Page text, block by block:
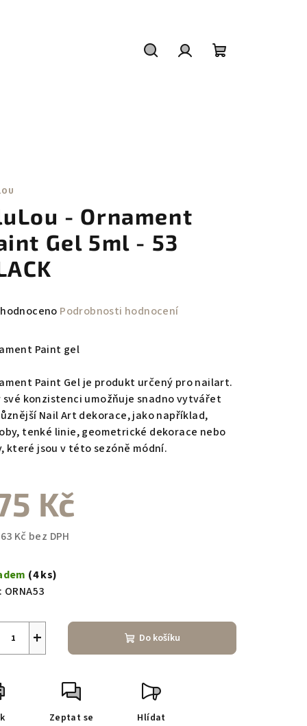
- Ornament
Gel 5ml - 53
Podrobnosti hodnocení
Paint gel
Paint Gel je produkt určený pro nailart.
své konzistenci umožňuje snadno vytvářet
Nail Art dekorace, jako například,
tenké linie, geometrické dekorace nebo
které jsou v této sezóně módní.
Kč
Kč bez DPH
(4 ks)
ORNA53
+ Do košíku
Zeptat se Hlídat